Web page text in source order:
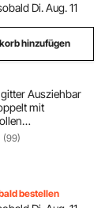
Di. Aug. 11
hinzufügen
Ausziehbar
mit
6 m
Schutzgitter für
für
(99)
bestellen